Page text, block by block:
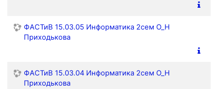
ФАСТиВ 15.03.05 Информатика 2сем О_Н
Приходькова
ФАСТиВ 15.03.04 Информатика 2сем О_Н
Приходькова